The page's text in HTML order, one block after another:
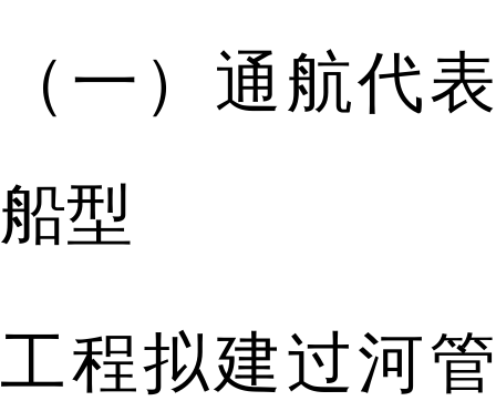
（一）通航代表
船型
工程拟建过河管